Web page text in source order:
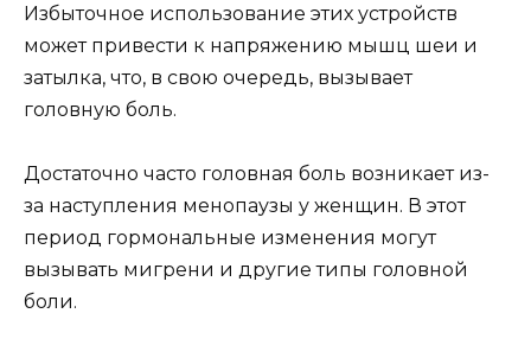
Избыточное использование этих устройств
может привести к напряжению мышц шеи и
затылка, что, в свою очередь, вызывает
головную боль.
Достаточно часто головная боль возникает из-
за наступления менопаузы у женщин. В этот
период гормональные изменения могут
вызывать мигрени и другие типы головной
боли.